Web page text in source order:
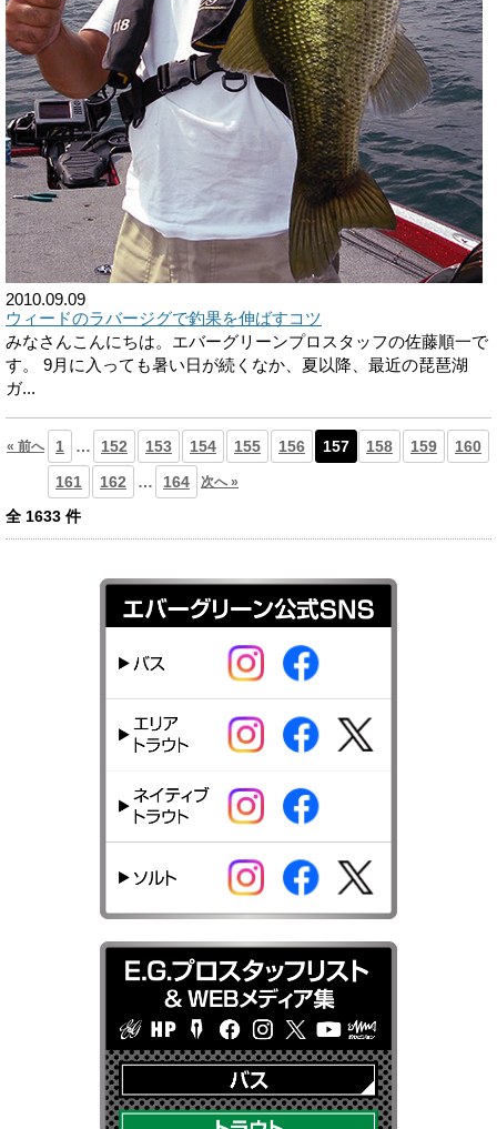
2010.09.09
ウィードのラバージグで釣果を伸ばすコツ
みなさんこんにちは。エバーグリーンプロスタッフの佐藤順一で
す。 9月に入っても暑い日が続くなか、夏以降、最近の琵琶湖
ガ...
« 前へ 1 … 152 153 154 155 156 157 158 159
160
161
162 … 164 次へ »
全 1633 件